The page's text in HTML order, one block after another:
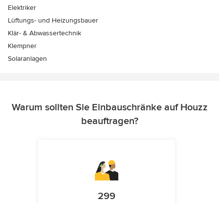
Elektriker
Lüftungs- und Heizungsbauer
Klär- & Abwassertechnik
Klempner
Solaranlagen
Warum sollten Sie Einbauschränke auf Houzz
beauftragen?
299